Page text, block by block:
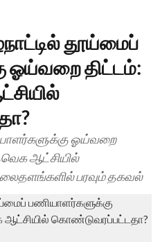
தூய்மைப்
ஓய்வறை திட்டம்:
ஓய்வறை
ஆட்சியில்
பரவும் தகவல்